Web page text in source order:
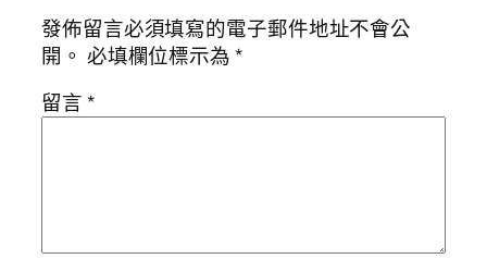
發佈留言必須填寫的電子郵件地址不會公
開。 必填欄位標示為*
留言*